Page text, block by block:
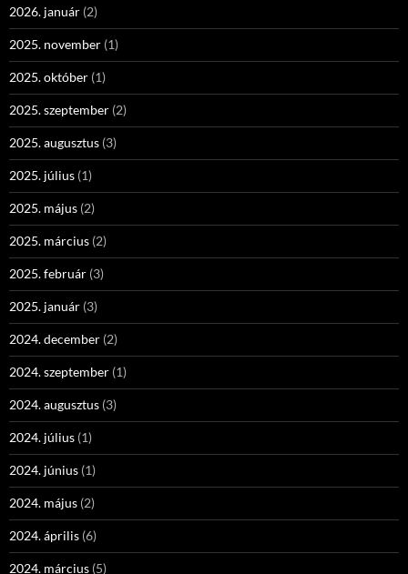
2026. január (2)
2025. november (1)
2025. október (1)
2025. szeptember (2)
2025. augusztus (3)
2025. július (1)
2025. május (2)
2025. március (2)
2025. február (3)
2025. január (3)
2024. december (2)
2024. szeptember (1)
2024. augusztus (3)
2024. július (1)
2024. június (1)
2024. május (2)
2024. április (6)
2024. március (5)